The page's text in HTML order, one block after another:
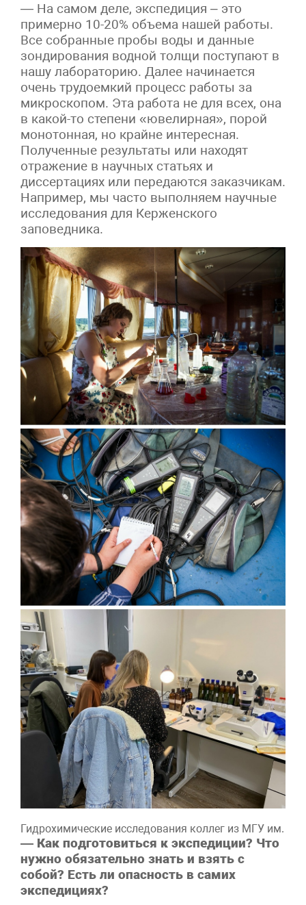
— На самом деле, экспедиция – это
примерно 10-20% объема нашей работы.
Все собранные пробы воды и данные
зондирования водной толщи поступают в
нашу лабораторию. Далее начинается
очень трудоемкий процесс работы за
микроскопом. Эта работа не для всех, она
в какой-то степени «ювелирная», порой
монотонная, но крайне интересная.
Полученные результаты или находят
отражение в научных статьях и
диссертациях или передаются заказчикам.
Например, мы часто выполняем научные
исследования для Керженского
заповедника.
Гидрохимические исследования коллег из МГУ им.
— Как подготовиться к экспедиции? Что
нужно обязательно знать и взять с
собой? Есть ли опасность в самих
экспедициях?